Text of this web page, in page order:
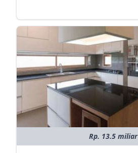
Rp. 13.5 miliar